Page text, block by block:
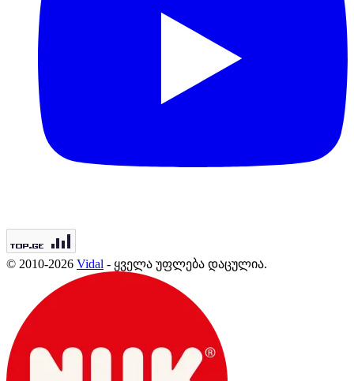
© 2010-2026 Vidal - ყველა უფლება დაცულია.